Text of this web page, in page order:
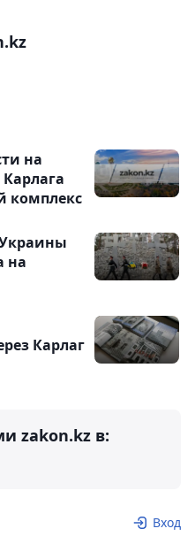
на
комплекс
на
Карлаг
zakon.kz в:
Вход